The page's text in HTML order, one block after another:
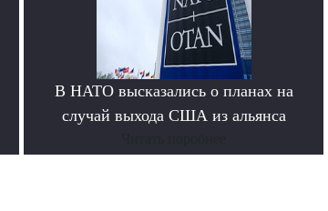
В НАТО высказались о планах на
случай выхода США из альянса